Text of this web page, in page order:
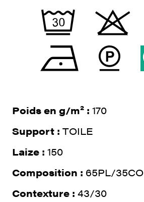
Poids en g/m² : 170
Support : TOILE
Laize : 150
Composition : 65PL/35CO
Contexture : 43/30